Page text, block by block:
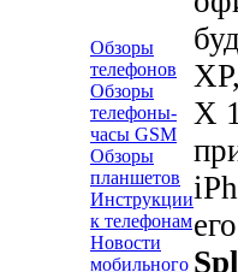
Обзоры
телефонов
Обзоры
телефоны-
часы GSM
Обзоры
планшетов
Инструкции
к телефонам
Новости
мобильного
X